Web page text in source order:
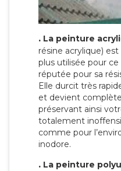
. La peinture
résine acrylique)
plus utilisée pour
réputée pour sa
Elle durcit très
et devient
préservant ainsi
totalement
comme pour
inodore.
. La peinture